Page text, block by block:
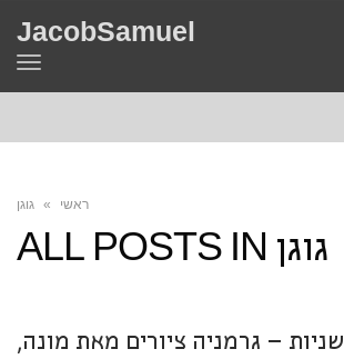
JacobSamuel
Toggle
ראשי » גוגן
ALL POSTS IN גוגן
שוד ב-90 שניות – גרמניה ציורים מאת מונה,